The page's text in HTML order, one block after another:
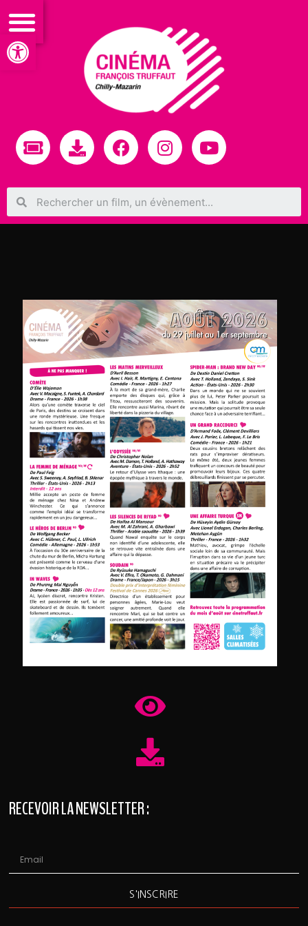
Ouvrir la barre d’outils
RECEVOIR LA NEWSLETTER :
S'INSCRIRE